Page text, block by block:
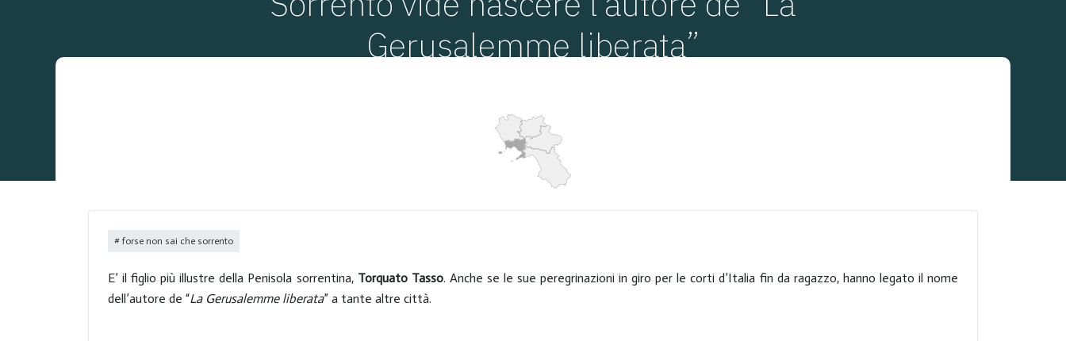
Gerusalemme liberata”
forse non sai che sorrento
E’ il figlio più illustre della Penisola sorrentina, Torquato Tasso. Anche se le sue peregrinazioni in giro per le corti d’Italia fin da ragazzo, hanno legato il nome
dell’autore de “La Gerusalemme liberata” a tante altre città.